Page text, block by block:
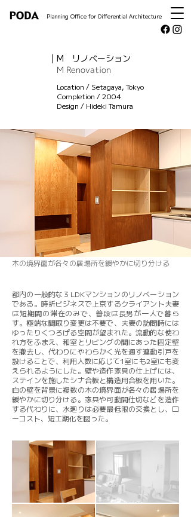
Planning Office for Differential Architecture
| M リノベーション
M Renovation
Location / Setagaya, Tokyo
Completion / 2004
Design / Hideki Tamura
木の境界面が各々の居場所を緩やかに切り分ける
都内の一般的な３LDKマンションのリノベーション
である。時折ビジネスで上京するクライアント夫妻
は短期間の滞在のみで、普段は長男が一人で暮ら
す。極端な間取り変更は不要で、夫妻の訪問時には
ゆったりくつろげる空間が望まれた。流動的な使わ
れ方をふまえ、和室とリビングの間にあった固定壁
を撤去し、代わりにやわらかく光を通す連動引戸を
設けることで、利用人数に応じて1室にも2室にも変
えられるようにした。壁や造作家具の仕上げには、
ステインを施したシナ合板と構造用合板を用いた。
白の壁を背景に複数の木の境界面が各々の居場所を
緩やかに切り分ける。家具や可動間仕切などを造作
する代わりに、水廻りは必要最低限の交換とし、ロ
ーコスト、短工期化を図った。